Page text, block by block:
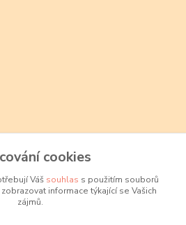
784cookies
Váš souhlas s použitím souborů
informace týkající se Vašich
zájmů.